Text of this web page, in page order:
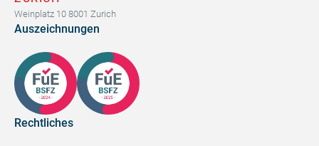
Weinplatz 10 8001 Zurich
Auszeichnungen
Rechtliches